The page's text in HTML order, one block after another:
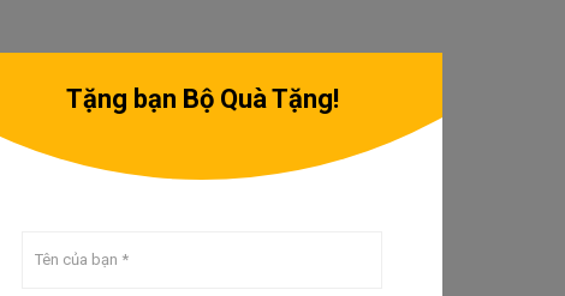
Tặng bạn Bộ Quà Tặng!